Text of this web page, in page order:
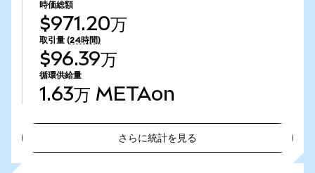
時価総額
$971.20万
取引量 (24時間)
$96.39万
循環供給量
1.63万 METAon
さらに統計を見る